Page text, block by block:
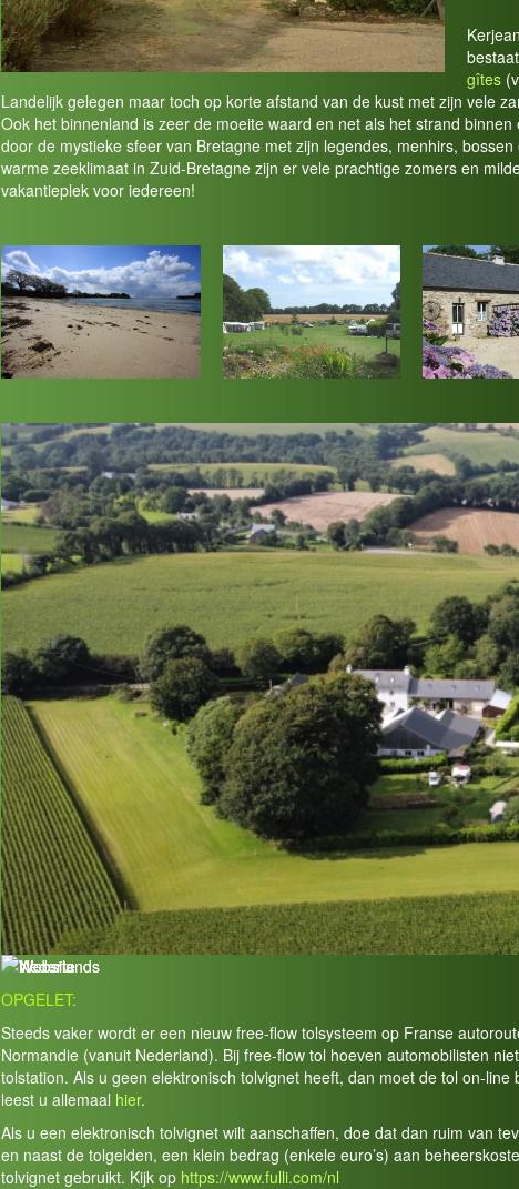
gîtes
Landelijk gelegen maar toch op korte afstand van de kust met zijn vele
Ook het binnenland is zeer de moeite waard en net als het strand
door de mystieke sfeer van Bretagne met zijn legendes, menhirs,
warme zeeklimaat in Zuid-Bretagne zijn er vele prachtige zomers en
vakantieplek voor iedereen!
OPGELET:
Steeds vaker wordt er een nieuw free-flow tolsysteem op Franse
Normandie (vanuit Nederland). Bij free-flow tol hoeven automobilisten
tolstation. Als u geen elektronisch tolvignet heeft, dan moet de tol on-
leest u allemaal hier.
Als u een elektronisch tolvignet wilt aanschaffen, doe dat dan ruim van
en naast de tolgelden, een klein bedrag (enkele euro’s) aan
tolvignet gebruikt. Kijk op https://www.fulli.com/nl